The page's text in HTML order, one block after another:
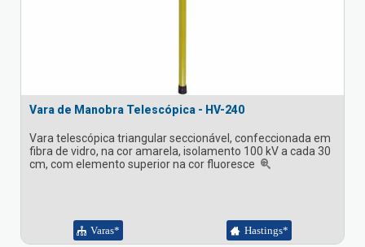
Vara de Manobra Telescópica - HV-240
Vara telescópica triangular seccionável, confeccionada em
fibra de vidro, na cor amarela, isolamento 100 kV a cada 30
cm, com elemento superior na cor fluoresce
Varas* Hastings*